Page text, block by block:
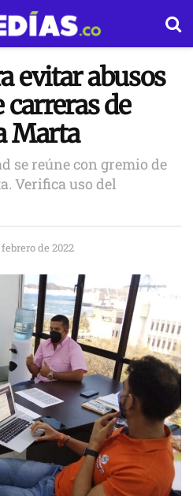
evitar abusos
carreras de
Marta
se reúne con gremio de
Verifica uso del
de 2022